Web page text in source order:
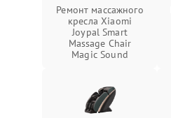
Ремонт массажного
кресла Xiaomi
Joypal Smart
Massage Chair
Magic Sound